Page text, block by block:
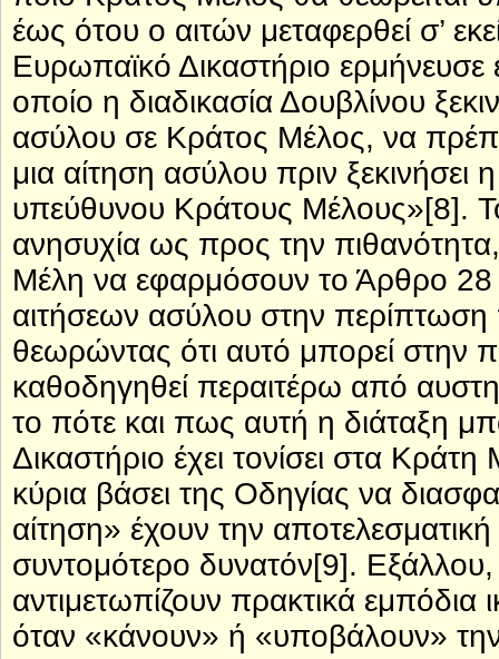
έως ότου ο αιτών μεταφερθεί σ’
Ευρωπαϊκό Δικαστήριο
οποίο η διαδικασία Δουβλίνου
ασύλου σε Κράτος Μέλος, να
μια αίτηση ασύλου πριν ξεκινήσει
υπεύθυνου Κράτους Μέλους»[8].
ανησυχία ως προς την
Μέλη να εφαρμόσουν το Άρθρο 28
αιτήσεων ασύλου στην
θεωρώντας ότι αυτό μπορεί στην
καθοδηγηθεί περαιτέρω από
το πότε και πως αυτή η διάταξη
Δικαστήριο έχει τονίσει στα
κύρια βάσει της Οδηγίας να
αίτηση» έχουν την
συντομότερο δυνατόν[9]. Εξάλλου,
αντιμετωπίζουν πρακτικά
όταν «κάνουν» ή «υποβάλουν»